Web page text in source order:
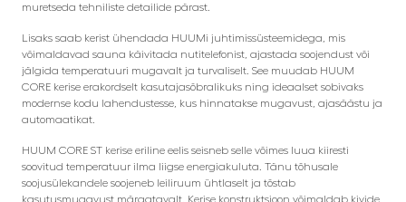
muretseda tehniliste detailide pärast.
Lisaks saab kerist ühendada HUUMi juhtimissüsteemidega, mis
võimaldavad sauna käivitada nutitelefonist, ajastada soojendust või
jälgida temperatuuri mugavalt ja turvaliselt. See muudab HUUM
CORE kerise erakordselt kasutajasõbralikuks ning ideaalset sobivaks
modernse kodu lahendustesse, kus hinnatakse mugavust, ajasäästu ja
automaatikat.
HUUM CORE ST kerise eriline eelis seisneb selle võimes luua kiiresti
soovitud temperatuur ilma liigse energiakuluta. Tänu tõhusale
soojusülekandele soojeneb leiliruum ühtlaselt ja tõstab
kasutusmugavust märgatavalt. Kerise konstruktsioon võimaldab kivide